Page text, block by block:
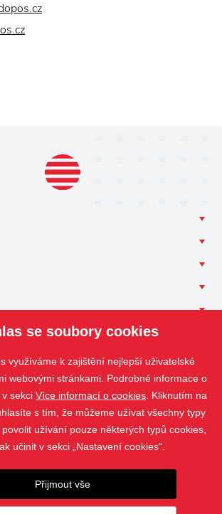
autorským právem a jejich stahování nebo
se soubory cookies
využíváme k zajištění nejlepší uživatelské
webovými stránkami. Podrobné informace o
sekci Více informací o cookies . Kliknutím na
s tím, že můžeme užívat všechny typy
užívání pouze některých typů cookies,
učinit v sekci „Nastavení cookies“.
Přijmout vše